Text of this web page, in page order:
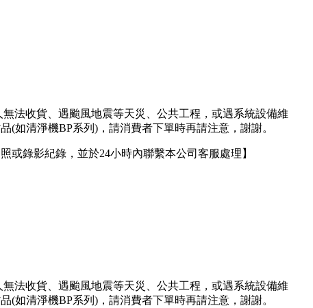
法收貨、遇颱風地震等天災、公共工程，或遇系統設備維
如清淨機BP系列)，請消費者下單時再請注意，謝謝。
或錄影紀錄，並於24小時內聯繫本公司客服處理】
法收貨、遇颱風地震等天災、公共工程，或遇系統設備維
如清淨機BP系列)，請消費者下單時再請注意，謝謝。